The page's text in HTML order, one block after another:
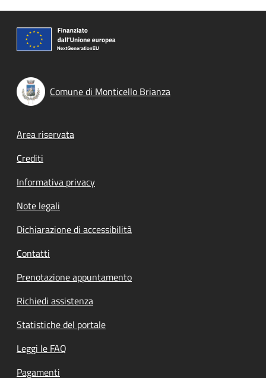
Comune di Monticello Brianza
Footer menu
Area riservata
Crediti
Informativa privacy
Note legali
Dichiarazione di accessibilità
Contatti
Prenotazione appuntamento
Richiedi assistenza
Statistiche del portale
Leggi le FAQ
Pagamenti